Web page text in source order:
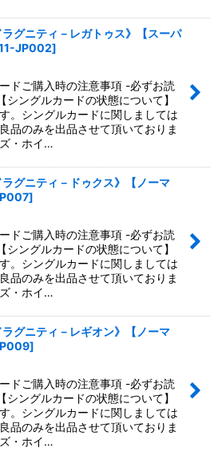
ラグニティ－レガトゥス》【スーパ
JP002]
ードご購入時の注意事項 -必ずお読
シングルカードの状態について】
。シングルカードに関しましては
品のみを出品させて頂いておりま
・ホイ…
ラグニティ－ドゥクス》【ノーマ
]
ードご購入時の注意事項 -必ずお読
シングルカードの状態について】
。シングルカードに関しましては
品のみを出品させて頂いておりま
・ホイ…
ラグニティ－レギオン》【ノーマ
]
ードご購入時の注意事項 -必ずお読
シングルカードの状態について】
。シングルカードに関しましては
品のみを出品させて頂いておりま
・ホイ…